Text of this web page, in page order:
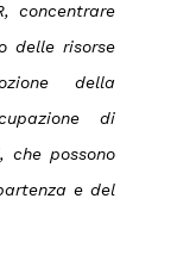
concentrare
delle risorse
della
di
possono
e del